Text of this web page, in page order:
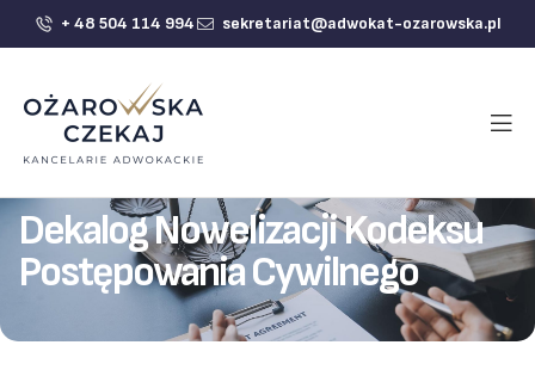
+ 48 504 114 994 sekretariat@adwokat-ozarowska.pl
Dekalog Nowelizacji Kodeksu
Postępowania Cywilnego